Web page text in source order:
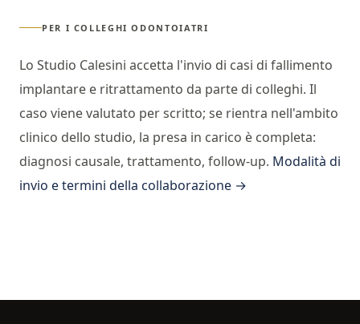
PER I COLLEGHI ODONTOIATRI
Lo Studio Calesini accetta l'invio di casi di fallimento
implantare e ritrattamento da parte di colleghi. Il
caso viene valutato per scritto; se rientra nell'ambito
clinico dello studio, la presa in carico è completa:
diagnosi causale, trattamento, follow-up. Modalità di
invio e termini della collaborazione →